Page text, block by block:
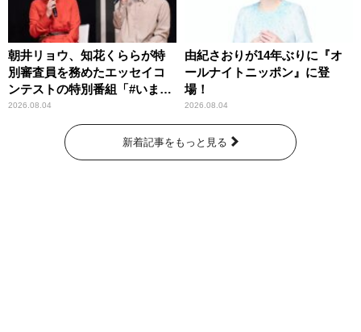
朝井リョウ、知花くららが特
別審査員を務めたエッセイコ
ンテストの特別番組「#いまあ
なたに伝えたいこと」
2026.08.04
由紀さおりが14年ぶりに『オ
ールナイトニッポン』に登
場！
2026.08.04
新着記事をもっと見る